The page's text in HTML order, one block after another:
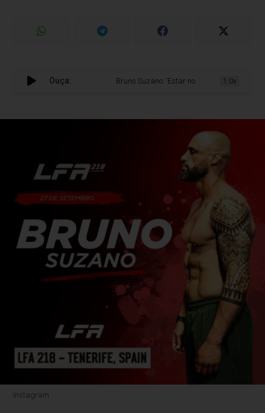
Ouça: Bruno Suzano: ‘Estar no LFA é um privilégio
1.0x
Instagram